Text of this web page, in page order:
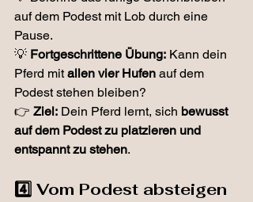
auf dem Podest mit Lob durch eine
Pause.
💡 Fortgeschrittene Übung: Kann dein
Pferd mit allen vier Hufen auf dem
Podest stehen bleiben?
👉 Ziel: Dein Pferd lernt, sich bewusst
auf dem Podest zu platzieren und
entspannt zu stehen.
4️⃣ Vom Podest absteigen